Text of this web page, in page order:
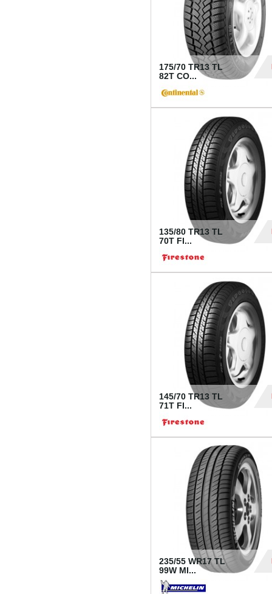
175/70 TR13 TL
82T CO...
135/80 TR13 TL
70T FI...
145/70 TR13 TL
71T FI...
235/55 WR17 TL
99W MI...